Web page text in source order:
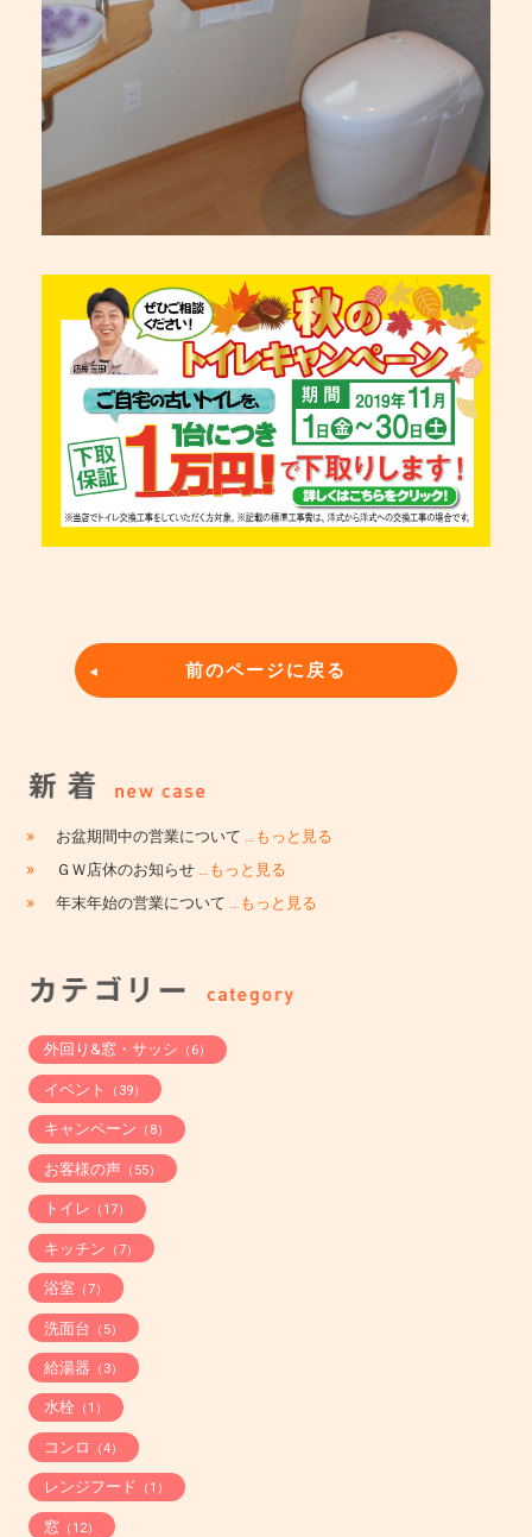
前のページに戻る
» お盆期間中の営業について …もっと見る
» ＧＷ店休のお知らせ …もっと見る
» 年末年始の営業について …もっと見る
外回り&窓・サッシ （6）
イベント （39）
キャンペーン （8）
お客様の声（55）
トイレ （17）
キッチン （7）
浴室 （7）
洗面台 （5）
給湯器 （3）
水栓 （1）
コンロ （4）
レンジフード （1）
窓（12）